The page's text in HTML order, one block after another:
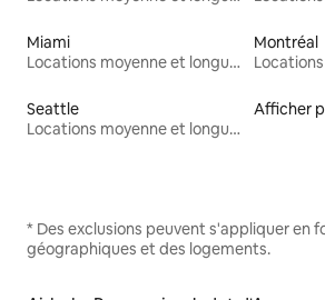
Miami
Locations moyenne et longue durée
Montréal
Seattle
Locations moyenne et longue durée
Afficher
* Des exclusions peuvent s'appliquer en
géographiques et des logements.